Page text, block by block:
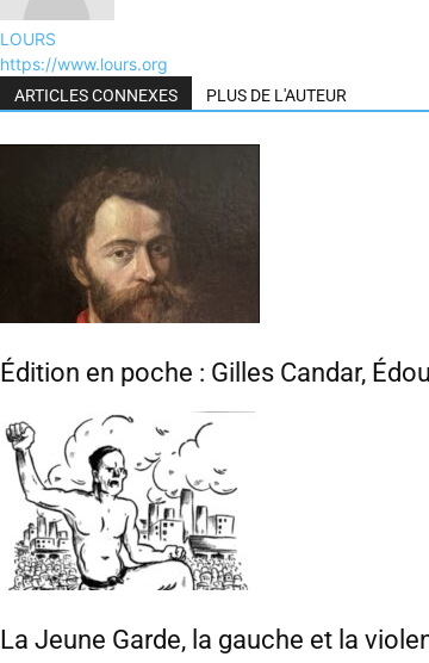
LOURS
https://www.lours.org
ARTICLES CONNEXES PLUS DE L'AUTEUR
Édition en poche : Gilles Candar,
La Jeune Garde, la gauche et la